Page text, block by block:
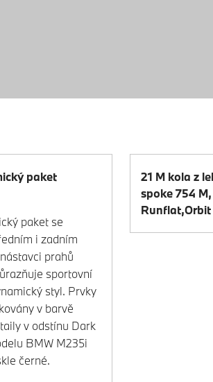
paket
paket se
i zadním
prahů
sportovní
styl. Prvky
v barvě
v odstínu Dark
BMW M235i
černé.
21 M kola z
spoke 754
Runflat,Orbit